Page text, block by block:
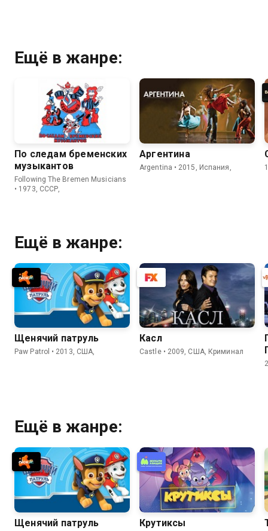
Ещё в жанре:
По следам бременских
музыкантов
Following The Bremen Musicians
• 1973, СССР,
Аргентина
Argentina • 2015, Испания,
Ещё в жанре:
Щенячий патруль
Paw Patrol • 2013, США,
Касл
Castle • 2009, США, Криминал
Ещё в жанре:
Щенячий патруль Крутиксы